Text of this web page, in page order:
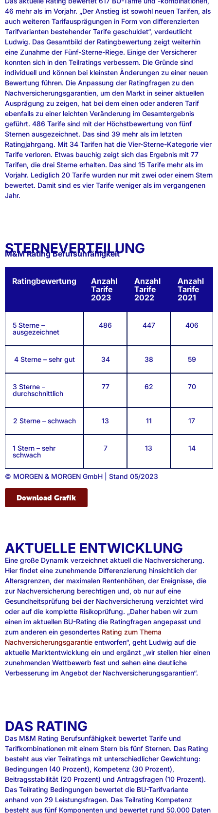
46 mehr als im Vorjahr. „Der Anstieg ist sowohl neuen Tarifen, als
auch weiteren Tarifausprägungen in Form von differenzierten
Tarifvarianten bestehender Tarife geschuldet“, verdeutlicht
Ludwig. Das Gesamtbild der Ratingbewertung zeigt weiterhin
eine Zunahme der Fünf-Sterne-Riege. Einige der Versicherer
konnten sich in den Teilratings verbessern. Die Gründe sind
individuell und können bei kleinsten Änderungen zu einer neuen
Bewertung führen. Die Anpassung der Ratingfragen zu den
Nachversicherungsgarantien, um den Markt in seiner aktuellen
Ausprägung zu zeigen, hat bei dem einen oder anderen Tarif
ebenfalls zu einer leichten Veränderung im Gesamtergebnis
geführt. 486 Tarife sind mit der Höchstbewertung von fünf
Sternen ausgezeichnet. Das sind 39 mehr als im letzten
Ratingjahrgang. Mit 34 Tarifen hat die Vier-Sterne-Kategorie vier
Tarife verloren. Etwas bauchig zeigt sich das Ergebnis mit 77
Tarifen, die drei Sterne erhalten. Das sind 15 Tarife mehr als im
Vorjahr. Lediglich 20 Tarife wurden nur mit zwei oder einem Stern
bewertet. Damit sind es vier Tarife weniger als im vergangenen
Jahr.
STERNEVERTEILUNG
M&M Rating Berufsunfähigkeit
Ratingbewertung
Anzahl
Tarife
2023
Anzahl
Tarife
2022
Anzahl
Tarife
2021
5 Sterne –
ausgezeichnet
486 447 406
4 Sterne – sehr gut 34 38 59
3 Sterne –
durchschnittlich
77 62 70
2 Sterne – schwach 13 11 17
1 Stern – sehr
schwach
7 13 14
© MORGEN & MORGEN GmbH | Stand 05/2023
Download Grafik
AKTUELLE ENTWICKLUNG
Eine große Dynamik verzeichnet aktuell die Nachversicherung.
Hier findet eine zunehmende Differenzierung hinsichtlich der
Altersgrenzen, der maximalen Rentenhöhen, der Ereignisse, die
zur Nachversicherung berechtigen und, ob nur auf eine
Gesundheitsprüfung bei der Nachversicherung verzichtet wird
oder auf die komplette Risikoprüfung. „Daher haben wir zum
einen im aktuellen BU-Rating die Ratingfragen angepasst und
zum anderen ein gesondertes Rating zum Thema
Nachversicherungsgarantie entworfen“, geht Ludwig auf die
aktuelle Marktentwicklung ein und ergänzt „wir stellen hier einen
zunehmenden Wettbewerb fest und sehen eine deutliche
Verbesserung im Angebot der Nachversicherungsgarantien“.
DAS RATING
Das M&M Rating Berufsunfähigkeit bewertet Tarife und
Tarifkombinationen mit einem Stern bis fünf Sternen. Das Rating
besteht aus vier Teilratings mit unterschiedlicher Gewichtung:
Bedingungen (40 Prozent), Kompetenz (30 Prozent),
Beitragsstabilität (20 Prozent) und Antragsfragen (10 Prozent).
Das Teilrating Bedingungen bewertet die BU-Tarifvariante
anhand von 29 Leistungsfragen. Das Teilrating Kompetenz
besteht aus fünf Komponenten und bewertet rund 50.000 Daten